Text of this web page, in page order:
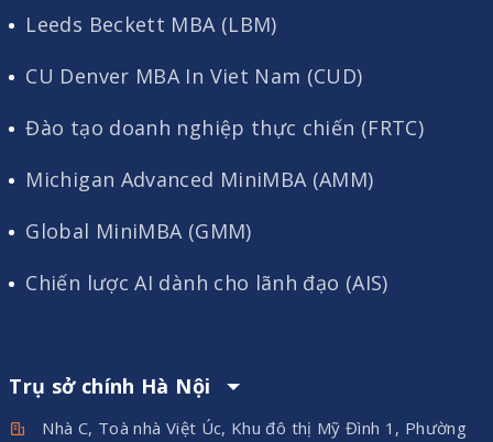
Leeds Beckett MBA (LBM)
CU Denver MBA In Viet Nam (CUD)
Đào tạo doanh nghiệp thực chiến (FRTC)
Michigan Advanced MiniMBA (AMM)
Global MiniMBA (GMM)
Chiến lược AI dành cho lãnh đạo (AIS)
Trụ sở chính Hà Nội
Nhà C, Toà nhà Việt Úc, Khu đô thị Mỹ Đình 1, Phường